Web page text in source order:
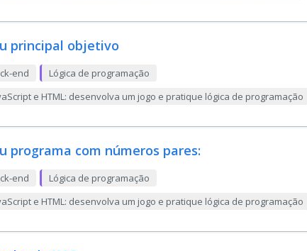
principal objetivo
end
Lógica de programação
e HTML: desenvolva um jogo e pratique lógica de programação
programa com números pares:
end
Lógica de programação
e HTML: desenvolva um jogo e pratique lógica de programação